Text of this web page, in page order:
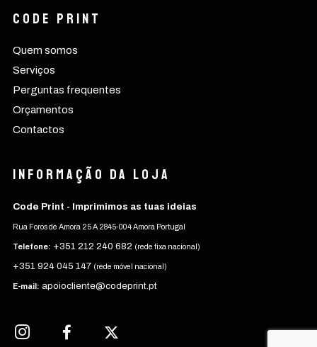
CODE PRINT
Quem somos
Serviços
Perguntas frequentes
Orçamentos
Contactos
Informação da Loja
Code Print - Imprimimos as tuas ideias
Rua Foros de Amora 25 A 2845-004 Amora Portugal
Telefone: +351 212 240 682 (rede fixa nacional)
+351 924 045 147 (rede móvel nacional)
E-mail: apoiocliente@codeprint.pt